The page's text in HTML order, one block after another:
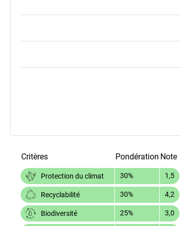
Critères Pondération Note
Protection du climat 30% 1,5
Recyclabilité 30% 4,2
Biodiversité 25% 3,0